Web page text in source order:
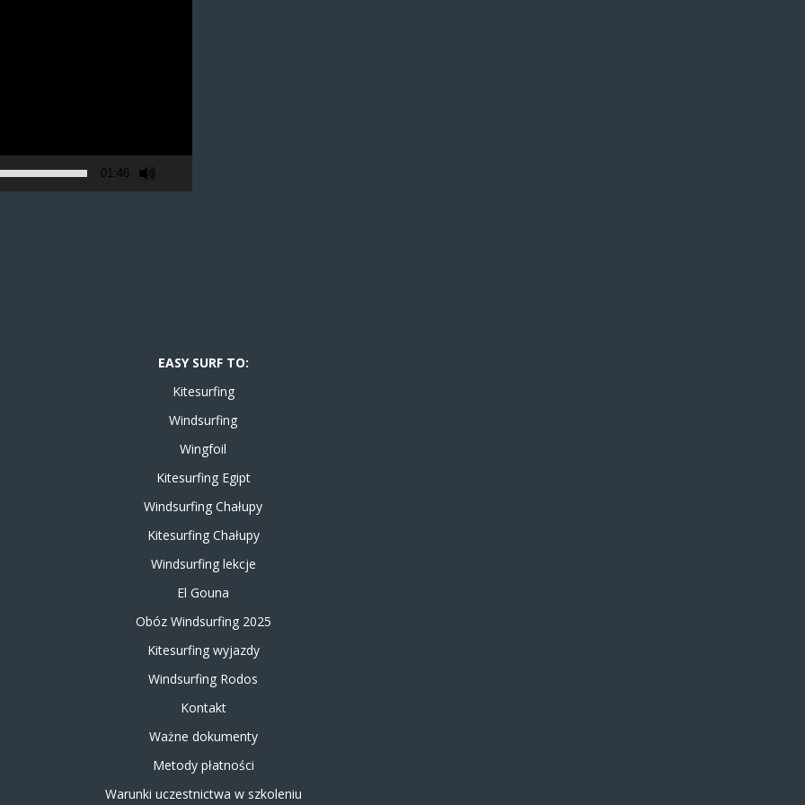
01:46
EASY SURF TO:
Kitesurfing
Windsurfing
Wingfoil
Kitesurfing Egipt
Windsurfing Chałupy
Kitesurfing Chałupy
Windsurfing lekcje
El Gouna
Obóz Windsurfing 2025
Kitesurfing wyjazdy
Windsurfing Rodos
Kontakt
Ważne dokumenty
Metody płatności
Warunki uczestnictwa w szkoleniu